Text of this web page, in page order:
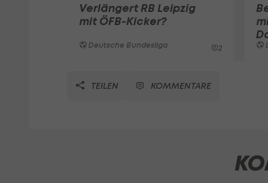
Verlängert RB Leipzig
mit ÖFB-Kicker?
Deutsche Bundesliga 2
TEILEN KOMMENTARE